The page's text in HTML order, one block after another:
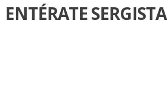
ENTÉRATE SERGISTA